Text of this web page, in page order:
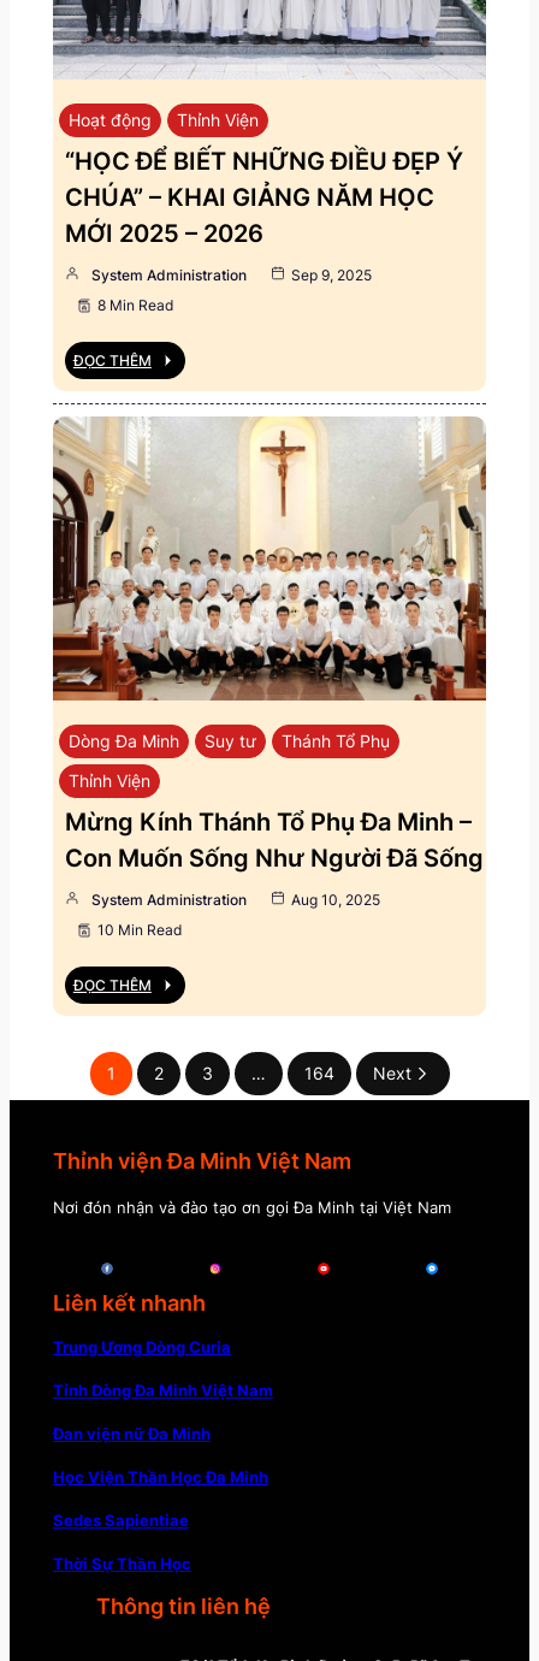
Hoạt động Thỉnh Viện
“HỌC ĐỂ BIẾT NHỮNG ĐIỀU ĐẸP Ý
CHÚA” – KHAI GIẢNG NĂM HỌC
MỚI 2025 – 2026
System Administration
Sep 9, 2025
8 Min Read
ĐỌC THÊM
Dòng Đa Minh Suy tư
Thánh Tổ Phụ
Thỉnh Viện
Mừng Kính Thánh Tổ Phụ Đa Minh –
Con Muốn Sống Như Người Đã Sống
System Administration
Aug 10, 2025
10 Min Read
ĐỌC THÊM
1 2 3 … 164 Next
Thỉnh viện Đa Minh Việt Nam
Nơi đón nhận và đào tạo ơn gọi Đa Minh tại Việt Nam
Liên kết nhanh
Trung Ương Dòng Curia
Tỉnh Dòng Đa Minh Việt Nam
Đan viện nữ Đa Minh
Học Viện Thần Học Đa Minh
Sedes Sapientiae
Thời Sự Thần Học
Thông tin liên hệ